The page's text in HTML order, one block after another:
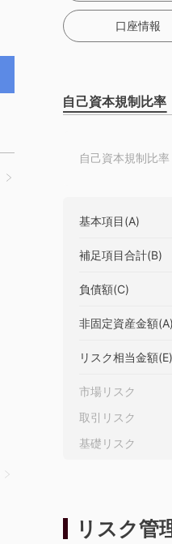
口座情報
自己資本規制比率
自己資本規制比率
基本項目(A)
補足項目合計(B)
負債額(C)
非固定資産金額
リスク相当金額(E)
市場リスク
取引リスク
基礎リスク
リスク管